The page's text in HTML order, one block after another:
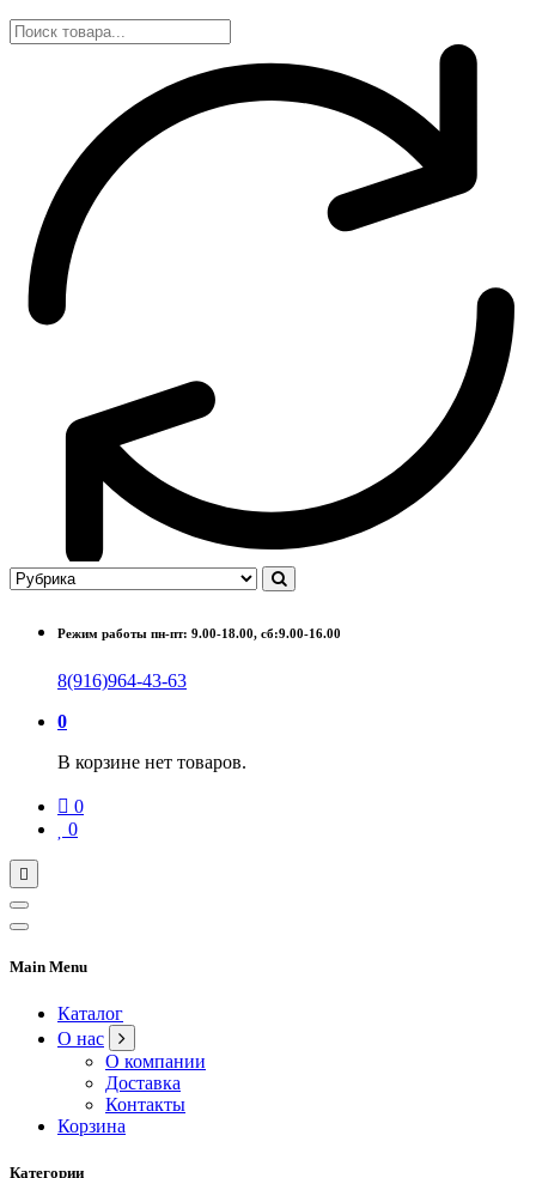
Режим работы пн-пт: 9.00-18.00, сб:9.00-16.00
8(916)964-43-63
0
В корзине нет товаров.
0
0
Main Menu
Каталог
О нас
О компании
Доставка
Контакты
Корзина
Категории